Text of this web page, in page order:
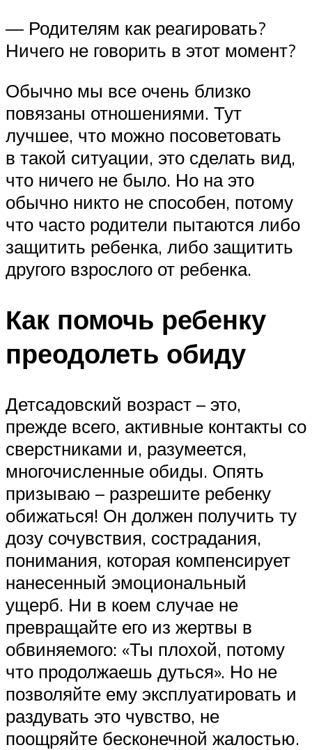
— Родителям как реагировать?
Ничего не говорить в этот момент?
Обычно мы все очень близко
повязаны отношениями. Тут
лучшее, что можно посоветовать
в такой ситуации, это сделать вид,
что ничего не было. Но на это
обычно никто не способен, потому
что часто родители пытаются либо
защитить ребенка, либо защитить
другого взрослого от ребенка.
Как помочь ребенку
преодолеть обиду
Детсадовский возраст – это,
прежде всего, активные контакты со
сверстниками и, разумеется,
многочисленные обиды. Опять
призываю – разрешите ребенку
обижаться! Он должен получить ту
дозу сочувствия, сострадания,
понимания, которая компенсирует
нанесенный эмоциональный
ущерб. Ни в коем случае не
превращайте его из жертвы в
обвиняемого: «Ты плохой, потому
что продолжаешь дуться». Но не
позволяйте ему эксплуатировать и
раздувать это чувство, не
поощряйте бесконечной жалостью.